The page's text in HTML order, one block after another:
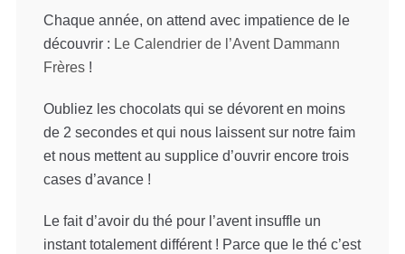
Chaque année, on attend avec impatience de le
découvrir : Le Calendrier de l’Avent Dammann
Frères !
Oubliez les chocolats qui se dévorent en moins
de 2 secondes et qui nous laissent sur notre faim
et nous mettent au supplice d’ouvrir encore trois
cases d’avance !
Le fait d’avoir du thé pour l’avent insuffle un
instant totalement différent ! Parce que le thé c’est